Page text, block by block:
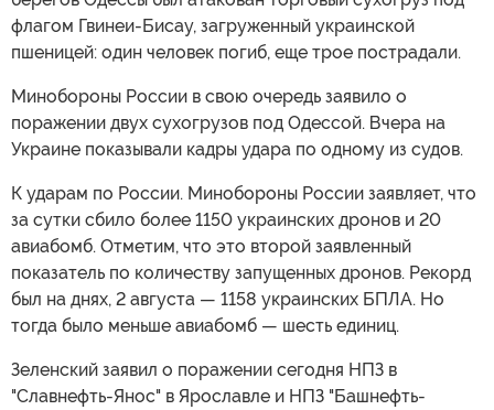
флагом Гвинеи-Бисау, загруженный украинской
пшеницей: один человек погиб, еще трое пострадали.
Минобороны России в свою очередь заявило о
поражении двух сухогрузов под Одессой. Вчера на
Украине показывали кадры удара по одному из судов.
К ударам по России. Минобороны России заявляет, что
за сутки сбило более 1150 украинских дронов и 20
авиабомб. Отметим, что это второй заявленный
показатель по количеству запущенных дронов. Рекорд
был на днях, 2 августа — 1158 украинских БПЛА. Но
тогда было меньше авиабомб — шесть единиц.
Зеленский заявил о поражении сегодня НПЗ в
"Славнефть-Янос" в Ярославле и НПЗ "Башнефть-